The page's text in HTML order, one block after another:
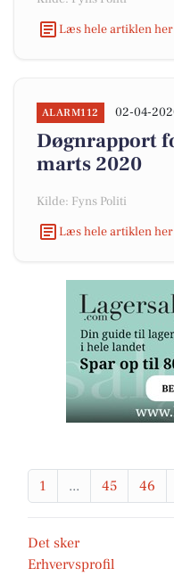
Læs hele artiklen her
ALARM112 02-04-
Døgnrapport
marts 2020
Kilde: Fyns Politi
Læs hele artiklen her
1 ... 45 46
Det sker
Erhvervsprofil